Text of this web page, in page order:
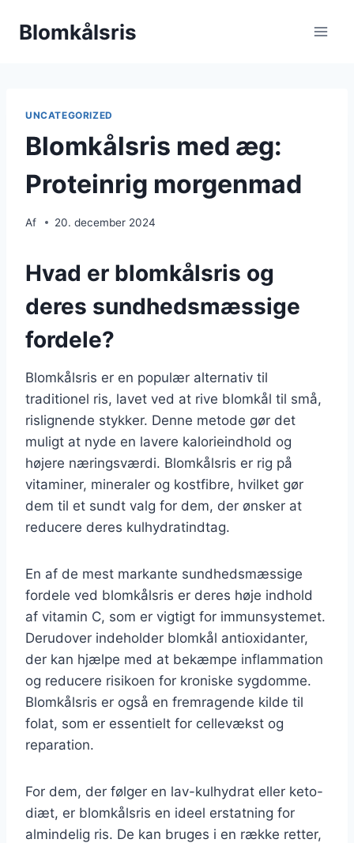
Blomkålsris
UNCATEGORIZED
Blomkålsris med æg:
Proteinrig morgenmad
Af 20. december 2024
Hvad er blomkålsris og
deres sundhedsmæssige
fordele?
Blomkålsris er en populær alternativ til
traditionel ris, lavet ved at rive blomkål til små,
rislignende stykker. Denne metode gør det
muligt at nyde en lavere kalorieindhold og
højere næringsværdi. Blomkålsris er rig på
vitaminer, mineraler og kostfibre, hvilket gør
dem til et sundt valg for dem, der ønsker at
reducere deres kulhydratindtag.
En af de mest markante sundhedsmæssige
fordele ved blomkålsris er deres høje indhold
af vitamin C, som er vigtigt for immunsystemet.
Derudover indeholder blomkål antioxidanter,
der kan hjælpe med at bekæmpe inflammation
og reducere risikoen for kroniske sygdomme.
Blomkålsris er også en fremragende kilde til
folat, som er essentielt for cellevækst og
reparation.
For dem, der følger en lav-kulhydrat eller keto-
diæt, er blomkålsris en ideel erstatning for
almindelig ris. De kan bruges i en række retter,